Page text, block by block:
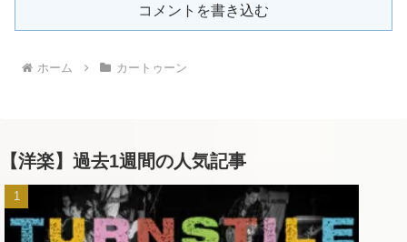
コメントを書き込む
ホーム カートゥーン
【洋楽】過去1週間の人気記事